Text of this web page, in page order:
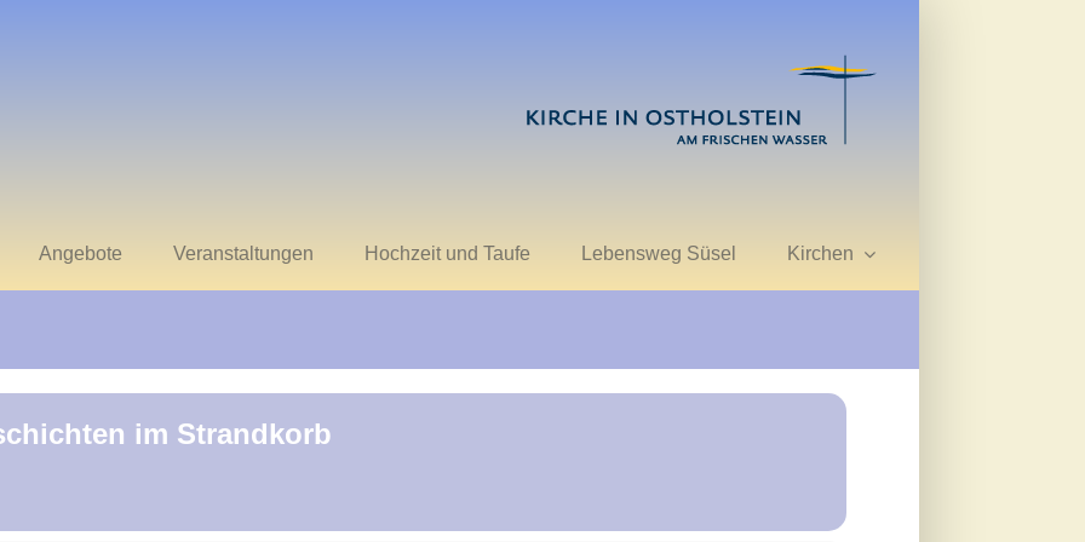
Angebote Veranstaltungen Hochzeit und Taufe Lebensweg Süsel Kirchen
im Strandkorb